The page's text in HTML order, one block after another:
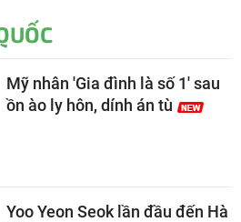
Mỹ nhân 'Gia đình là số 1' sau
ồn ào ly hôn, dính án tù
Yoo Yeon Seok lần đầu đến Hà